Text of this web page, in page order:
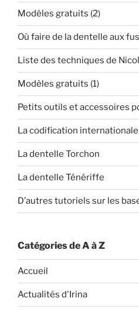
Modèles gratuits (2)
Où faire de la dentelle aux
Liste des techniques de
Modèles gratuits (1)
Petits outils et accessoires
La codification
La dentelle Torchon
La dentelle Ténériffe
D’autres tutoriels sur les
Catégories de A à Z
Accueil
Actualités d'Irina